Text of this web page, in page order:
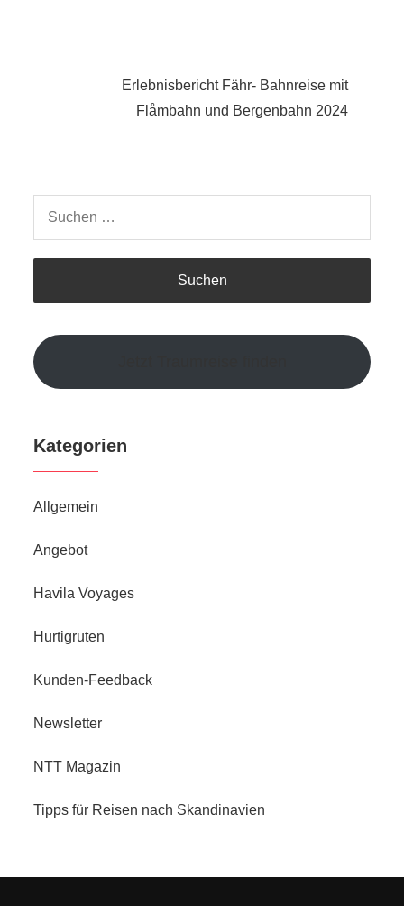
Erlebnisbericht Fähr- Bahnreise mit
Flåmbahn und Bergenbahn 2024
Kategorien
Allgemein
Angebot
Havila Voyages
Hurtigruten
Kunden-Feedback
Newsletter
NTT Magazin
Tipps für Reisen nach Skandinavien